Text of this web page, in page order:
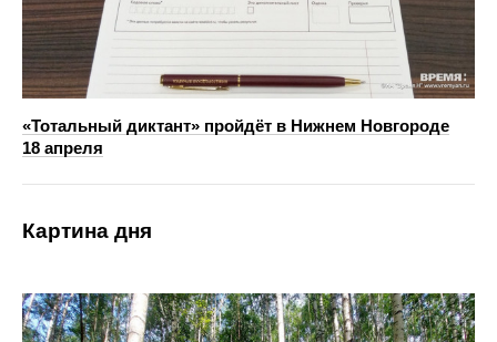
«Тотальный диктант» пройдёт в Нижнем Новгороде
18 апреля
Картина дня